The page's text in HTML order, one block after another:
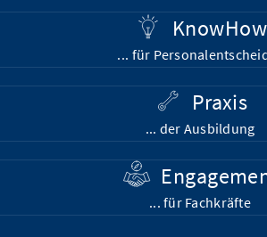
KnowHow
... für
Praxis
... der Ausbildung
... für Fachkräfte